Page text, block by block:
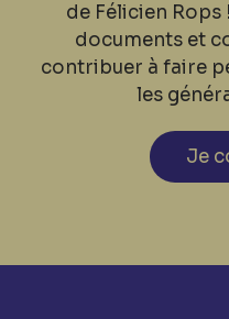
de Félicien Rops
documents et
contribuer à faire
les
Je